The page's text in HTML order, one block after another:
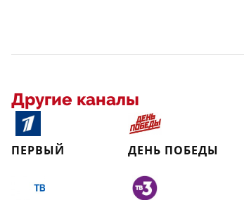
Другие каналы
ПЕРВЫЙ ДЕНЬ ПОБЕДЫ